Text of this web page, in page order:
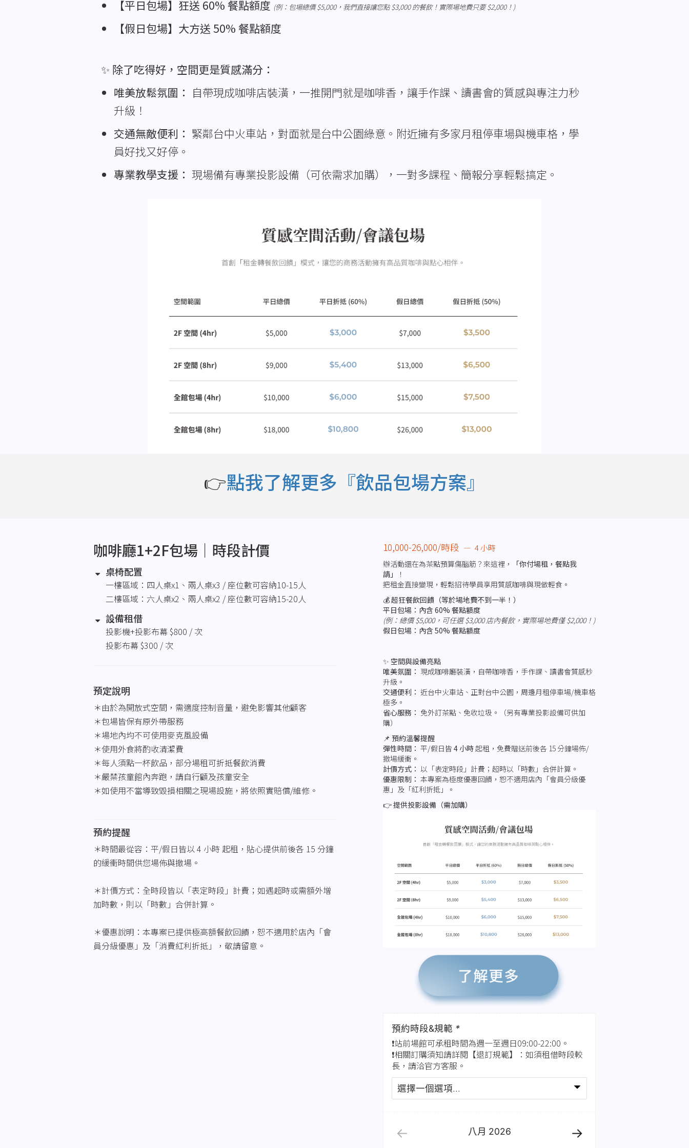
【平日包場】狂送 60% 餐點額度 (例：包場總價 $5,000，我們直接讓您點 $3,000 的餐飲！實際場地費只要 $2,000！)
【假日包場】大方送 50% 餐點額度
✨ 除了吃得好，空間更是質感滿分：
唯美放鬆氛圍： 自帶現成咖啡店裝潢，一推開門就是咖啡香，讓手作課、讀書會的質感與專注力秒
升級！
交通無敵便利： 緊鄰台中火車站，對面就是台中公園綠意。附近擁有多家月租停車場與機車格，學
員好找又好停。
專業教學支援： 現場備有專業投影設備（可依需求加購），一對多課程、簡報分享輕鬆搞定。
👉點我了解更多『飲品包場方案』
咖啡廳1+2F包場｜時段計價
桌椅配置
一樓區域：四人桌x1、兩人桌x3 / 座位數可容納10-15人
二樓區域：六人桌x2、兩人桌x2 / 座位數可容納15-20人
設備租借
投影機+投影布幕 $800 / 次
投影布幕 $300 / 次
預定說明
＊由於為開放式空間，需適度控制音量，避免影響其他顧客
＊包場皆保有原外帶服務
＊場地內均不可使用麥克風設備
＊使用外食將酌收清潔費
＊每人須點一杯飲品，部分場租可折抵餐飲消費
＊嚴禁孩童館內奔跑，請自行顧及孩童安全
＊如使用不當導致毀損相關之現場設施，將依照實賠償/維修。
預約提醒
＊時間最從容：平/假日皆以 4 小時 起租，貼心提供前後各 15 分鐘
的緩衝時間供您場佈與撤場。
＊計價方式：全時段皆以「表定時段」計費；如遇超時或需額外增
加時數，則以「時數」合併計算。
＊優惠說明：本專案已提供極高額餐飲回饋，恕不適用於店內「會
員分級優惠」及「消費紅利折抵」，敬請留意。
10,000-26,000/時段 4 小時
辦活動還在為茶點預算傷腦筋？來這裡，
「你付場租，餐點我
請」
！
把租金直接變現，輕鬆招待學員享用質感咖啡與現做輕食。
💰超狂餐飲回饋（等於場地費不到一半！）
平日包場：內含 60% 餐點額度
(例：總價 $5,000，可任選 $3,000 店內餐飲，實際場地費僅 $2,000！)
假日包場：內含 50% 餐點額度
✨ 空間與設備亮點
唯美氛圍： 現成咖啡廳裝潢，自帶咖啡香，手作課、讀書會質感秒
升級。
交通便利： 近台中火車站、正對台中公園，周邊月租停車場/機車格
極多。
省心服務： 免外訂茶點、免收垃圾。（另有專業投影設備可供加
購）
📌 預約溫馨提醒
彈性時間： 平/假日皆 4 小時起租，免費贈送前後各 15 分鐘場佈/
撤場緩衝。
計價方式： 以「表定時段」計費；超時以「時數」合併計算。
優惠限制： 本專案為極度優惠回饋，恕不適用店內「會員分級優
惠」及「紅利折抵」。
👉 提供投影設備（需加購）
預約時段&規範 *
❗站前場館可承租時間為週一至週日09:00-22:00。
❗相關訂購須知請詳閱【退訂規範】：如須租借時段較
長，請洽官方客服。
八月 2026